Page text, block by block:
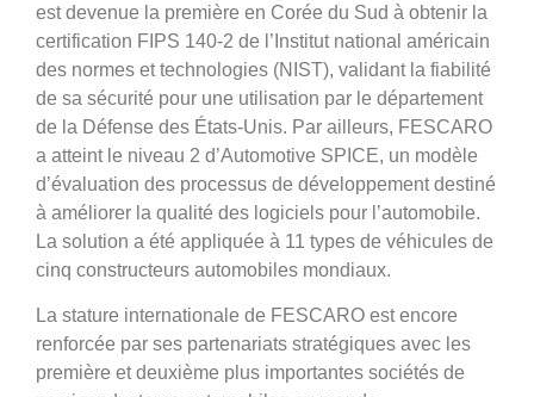
est devenue la première en Corée du Sud à obtenir la
certification FIPS 140-2 de l’Institut national américain
des normes et technologies (NIST), validant la fiabilité
de sa sécurité pour une utilisation par le département
de la Défense des États-Unis. Par ailleurs, FESCARO
a atteint le niveau 2 d’Automotive SPICE, un modèle
d’évaluation des processus de développement destiné
à améliorer la qualité des logiciels pour l’automobile.
La solution a été appliquée à 11 types de véhicules de
cinq constructeurs automobiles mondiaux.
La stature internationale de FESCARO est encore
renforcée par ses partenariats stratégiques avec les
première et deuxième plus importantes sociétés de